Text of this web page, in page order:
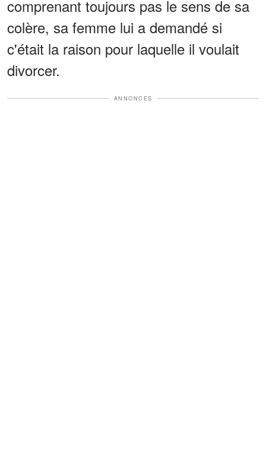
comprenant toujours pas le sens de sa
colère, sa femme lui a demandé si
c'était la raison pour laquelle il voulait
divorcer.
ANNONCES